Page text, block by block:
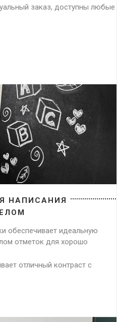
заказ, доступны любые
НАПИСАНИЯ
обеспечивает идеальную
отметок для хорошо
отличный контраст с